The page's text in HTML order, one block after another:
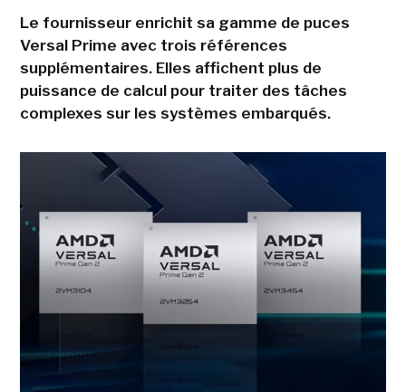
Le fournisseur enrichit sa gamme de puces
Versal Prime avec trois références
supplémentaires. Elles affichent plus de
puissance de calcul pour traiter des tâches
complexes sur les systèmes embarqués.